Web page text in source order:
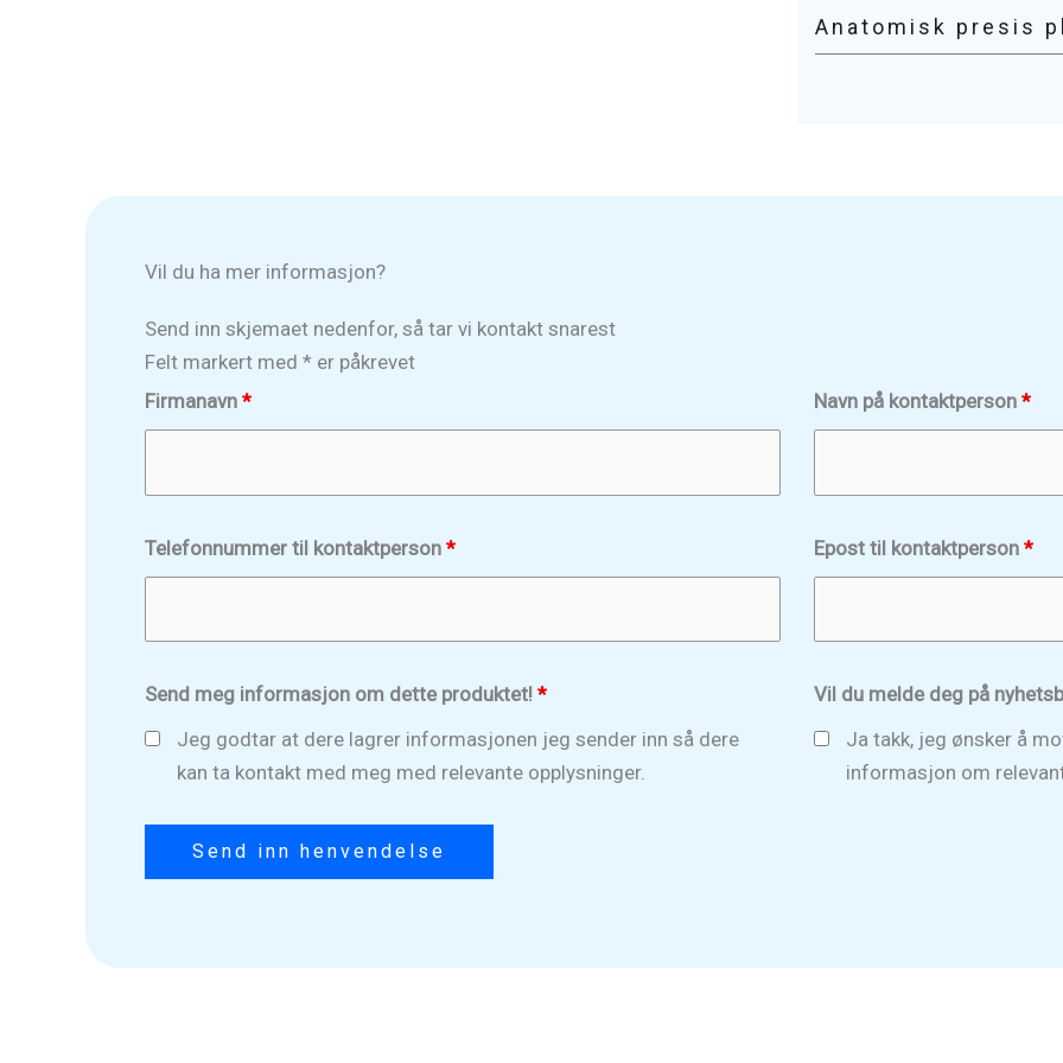
Anatomisk presis
Vil du ha mer informasjon?
Send inn skjemaet nedenfor, så tar vi kontakt snarest
Felt markert med * er påkrevet
Firmanavn * Navn på kontaktperson*
Telefonnummer til kontaktperson * Epost til kontaktperson*
Send meg informasjon om dette produktet! *
Jeg godtar at dere lagrer informasjonen jeg sender inn så dere
kan ta kontakt med meg med relevante opplysninger.
Vil du melde deg på
Ja takk, jeg ønsker å
informasjon om